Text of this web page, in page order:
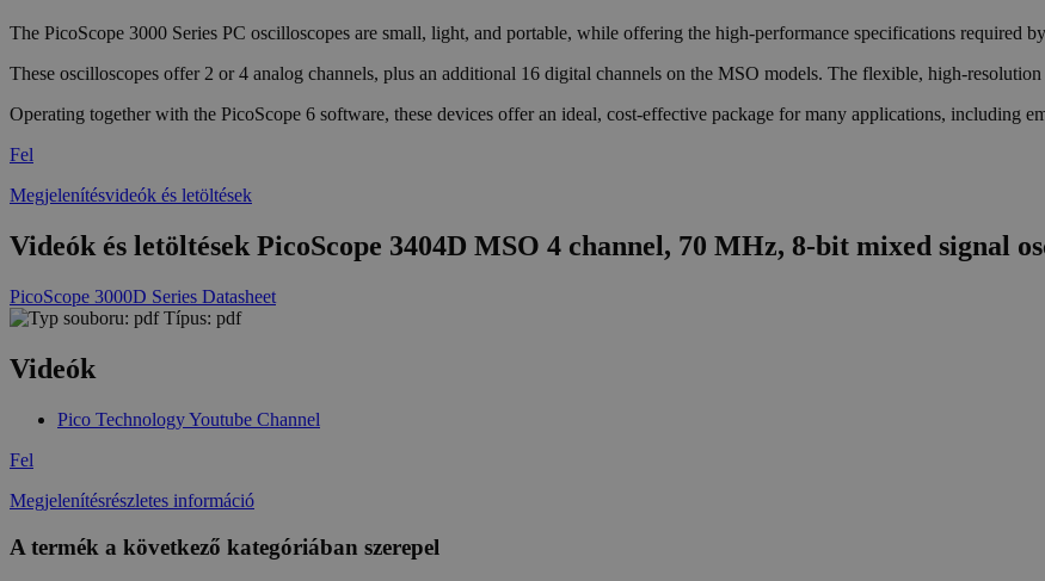
The PicoScope 3000 Series PC oscilloscopes are small, light, and portable, while offering the high-performance specifications required
These oscilloscopes offer 2 or 4 analog channels, plus an additional 16 digital channels on the MSO models. The flexible, high-
Operating together with the PicoScope 6 software, these devices offer an ideal, cost-effective package for many applications, including
Fel
Megjelenítésvideók és letöltések
Videók és letöltések PicoScope 3404D MSO 4 channel, 70 MHz, 8-bit mixed signal
PicoScope 3000D Series Datasheet
Típus: pdf
Videók
Pico Technology Youtube Channel
Fel
Megjelenítésrészletes információ
A termék a következő kategóriában szerepel